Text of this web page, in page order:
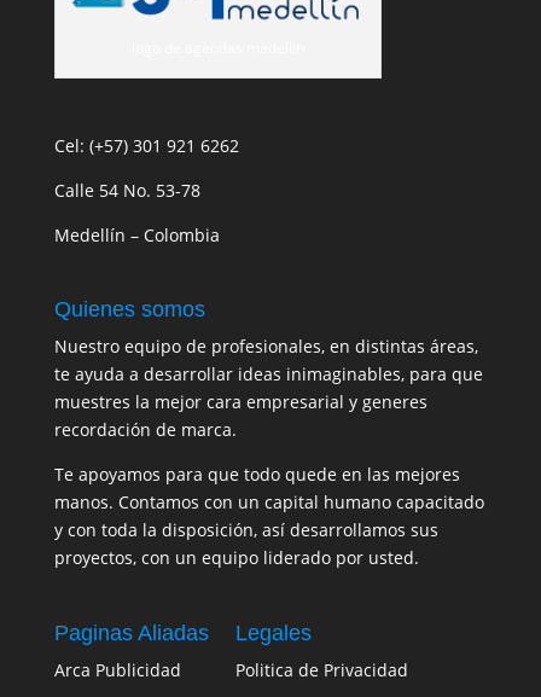
Cel: (+57) 301 921 6262
Calle 54 No. 53-78
Medellín – Colombia
Quienes somos
Nuestro equipo de profesionales, en distintas áreas,
te ayuda a desarrollar ideas inimaginables, para que
muestres la mejor cara empresarial y generes
recordación de marca.
Te apoyamos para que todo quede en las mejores
manos. Contamos con un capital humano capacitado
y con toda la disposición, así desarrollamos sus
proyectos, con un equipo liderado por usted.
Paginas Aliadas
Arca Publicidad
Legales
Politica de Privacidad